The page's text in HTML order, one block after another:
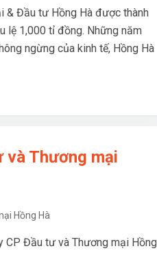
& Đầu tư Hồng Hà được thành
lệ 1,000 tỉ đồng. Những năm
ngừng của kinh tế, Hồng Hà
và Thương mại
Hồng Hà
CP Đầu tư và Thương mại Hồng